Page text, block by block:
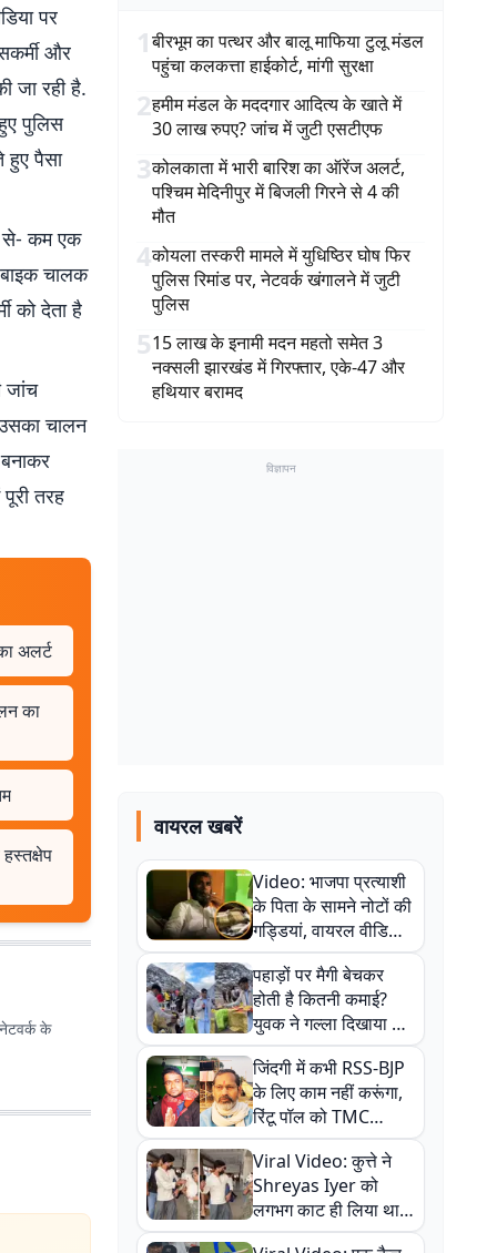
पर
और
जा रही है.
पुलिस
हुए पैसा
से- कम एक
चालक
को देता है
जांच
चालन
तरह
अलर्ट
का
के
1बीरभूम का पत्थर और बालू माफिया टुलू मंडल
पहुंचा कलकत्ता हाईकोर्ट, मांगी सुरक्षा
2हमीम मंडल के मददगार आदित्य के खाते में
30 लाख रुपए? जांच में जुटी एसटीएफ
3कोलकाता में भारी बारिश का ऑरेंज अलर्ट,
पश्चिम मेदिनीपुर में बिजली गिरने से 4 की
मौत
4कोयला तस्करी मामले में युधिष्ठिर घोष फिर
पुलिस रिमांड पर, नेटवर्क खंगालने में जुटी
पुलिस
515 लाख के इनामी मदन महतो समेत 3
नक्सली झारखंड में गिरफ्तार, एके-47 और
हथियार बरामद
विज्ञापन
वायरल खबरें
Video: भाजपा प्रत्याशी
के पिता के सामने नोटों की
गड्डियां, वायरल वीडियो
से राजनीति में उबाल,
अजित महतो बोले- TMC
की गंदी चाल
पहाड़ों पर मैगी बेचकर
होती है कितनी कमाई?
युवक ने गल्ला दिखाया तो
नौकरी वालों के खड़े हो गए
कान
जिंदगी में कभी RSS-BJP
के लिए काम नहीं करूंगा,
रिंटू पॉल को TMC
ऑफिस में ले जाकर पीटा,
Video वायरल
Viral Video: कुत्ते ने
Shreyas Iyer को
लगभग काट ही लिया था,
न्यूजीलैंड सीरीज से पहले